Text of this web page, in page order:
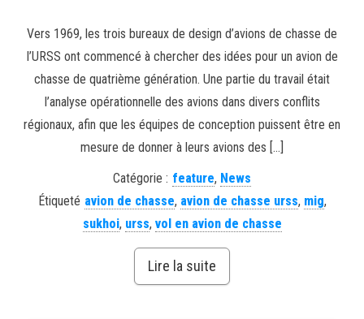
Vers 1969, les trois bureaux de design d’avions de chasse de
l’URSS ont commencé à chercher des idées pour un avion de
chasse de quatrième génération. Une partie du travail était
l’analyse opérationnelle des avions dans divers conflits
régionaux, afin que les équipes de conception puissent être en
mesure de donner à leurs avions des […]
Catégorie : feature, News
Étiqueté avion de chasse, avion de chasse urss, mig,
sukhoi, urss, vol en avion de chasse
Lire la suite